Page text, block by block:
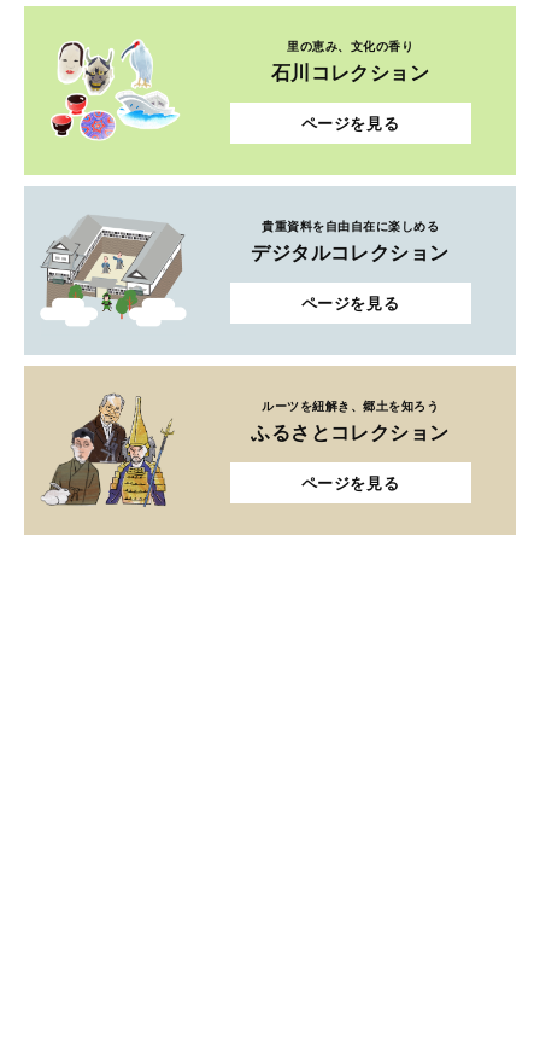
里の恵み、文化の香り
石川コレクション
ページを見る
貴重資料を自由自在に楽しめる
デジタルコレクション
ページを見る
ルーツを紐解き、郷土を知ろう
ふるさとコレクション
ページを見る